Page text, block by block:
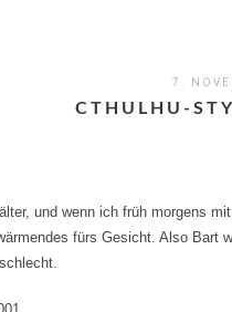
7.
CTHULHU-
und wenn ich früh morgens
fürs Gesicht. Also Bart